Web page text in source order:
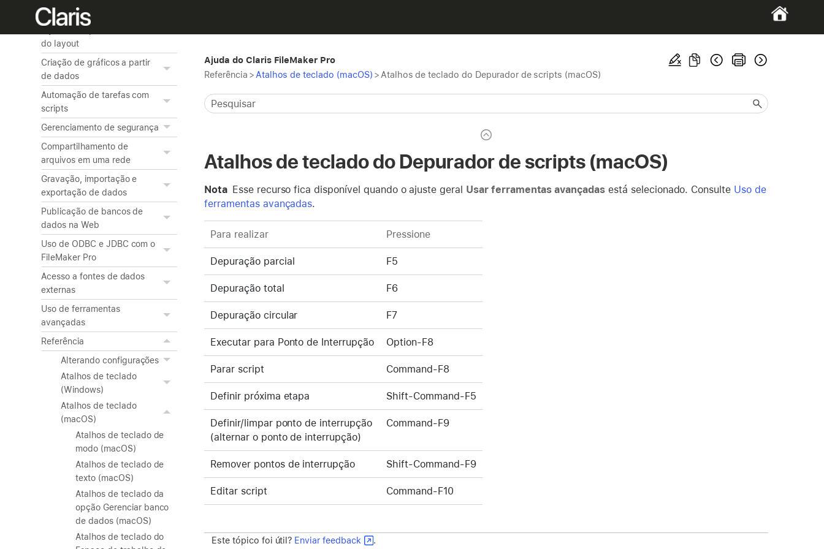
Edição de objetos, partes do
do layout
Criação de gráficos a partir
de dados
Automação de tarefas com
scripts
Gerenciamento de segurança
Compartilhamento de
arquivos em uma rede
Gravação, importação e
exportação de dados
Publicação de bancos de
dados na Web
Uso de ODBC e JDBC com o
FileMaker Pro
Acesso a fontes de dados
externas
Uso de ferramentas
avançadas
Referência
Alterando configurações
Atalhos de teclado
(Windows)
Atalhos de teclado
(macOS)
Atalhos de teclado de
modo (macOS)
Atalhos de teclado de
texto (macOS)
Atalhos de teclado da
opção Gerenciar banco
de dados (macOS)
Atalhos de teclado do
Ajuda do Claris FileMaker Pro
Referência > Atalhos de teclado (macOS) > Atalhos de teclado do Depurador de scripts (macOS)
Atalhos de teclado do Depurador de scripts (macOS)
Nota Esse recurso fica disponível quando o ajuste geral Usar ferramentas avançadas está selecionado. Consulte Uso de
ferramentas avançadas.
Para realizar Pressione
Depuração parcial F5
Depuração total F6
Depuração circular F7
Executar para Ponto de Interrupção Option-F8
Parar script Command-F8
Definir próxima etapa Shift-Command-F5
Definir/limpar ponto de interrupção
(alternar o ponto de interrupção)
Command-F9
Remover pontos de interrupção Shift-Command-F9
Editar script Command-F10
Este tópico foi útil? Enviar feedback .